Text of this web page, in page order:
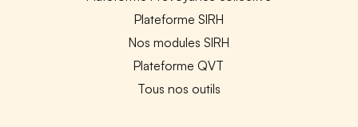
Plateforme SIRH
Nos modules SIRH
Plateforme QVT
Tous nos outils